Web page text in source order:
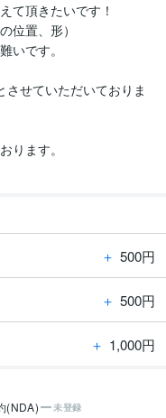
て頂きたいです！
位置、形）
いです。
せていただいておりま
ります。
＋ 500円
＋ 500円
＋ 1,000円
(NDA) 未登録